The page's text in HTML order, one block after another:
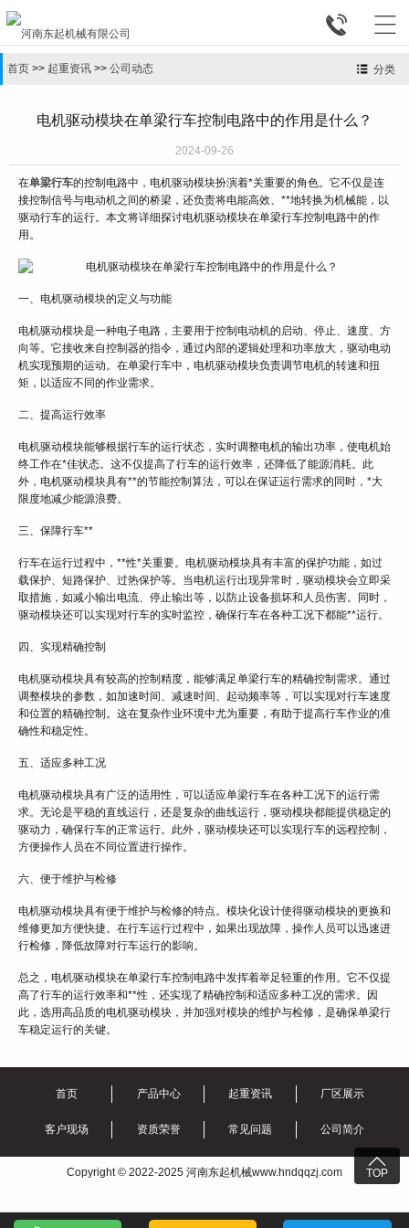


分类
首页 >> 起重资讯 >> 公司动态
电机驱动模块在单梁行车控制电路中的作用是什么？
2024-09-26
在单梁行车的控制电路中，电机驱动模块扮演着*关重要的角色。它不仅是连
接控制信号与电动机之间的桥梁，还负责将电能高效、**地转换为机械能，以
驱动行车的运行。本文将详细探讨电机驱动模块在单梁行车控制电路中的作
用。
一、电机驱动模块的定义与功能
电机驱动模块是一种电子电路，主要用于控制电动机的启动、停止、速度、方
向等。它接收来自控制器的指令，通过内部的逻辑处理和功率放大，驱动电动
机实现预期的运动。在单梁行车中，电机驱动模块负责调节电机的转速和扭
矩，以适应不同的作业需求。
二、提高运行效率
电机驱动模块能够根据行车的运行状态，实时调整电机的输出功率，使电机始
终工作在*佳状态。这不仅提高了行车的运行效率，还降低了能源消耗。此
外，电机驱动模块具有**的节能控制算法，可以在保证运行需求的同时，*大
限度地减少能源浪费。
三、保障行车**
行车在运行过程中，**性*关重要。电机驱动模块具有丰富的保护功能，如过
载保护、短路保护、过热保护等。当电机运行出现异常时，驱动模块会立即采
取措施，如减小输出电流、停止输出等，以防止设备损坏和人员伤害。同时，
驱动模块还可以实现对行车的实时监控，确保行车在各种工况下都能**运行。
四、实现精确控制
电机驱动模块具有较高的控制精度，能够满足单梁行车的精确控制需求。通过
调整模块的参数，如加速时间、减速时间、起动频率等，可以实现对行车速度
和位置的精确控制。这在复杂作业环境中尤为重要，有助于提高行车作业的准
确性和稳定性。
五、适应多种工况
电机驱动模块具有广泛的适用性，可以适应单梁行车在各种工况下的运行需
求。无论是平稳的直线运行，还是复杂的曲线运行，驱动模块都能提供稳定的
驱动力，确保行车的正常运行。此外，驱动模块还可以实现行车的远程控制，
方便操作人员在不同位置进行操作。
六、便于维护与检修
电机驱动模块具有便于维护与检修的特点。模块化设计使得驱动模块的更换和
维修更加方便快捷。在行车运行过程中，如果出现故障，操作人员可以迅速进
行检修，降低故障对行车运行的影响。
总之，电机驱动模块在单梁行车控制电路中发挥着举足轻重的作用。它不仅提
高了行车的运行效率和**性，还实现了精确控制和适应多种工况的需求。因
此，选用高品质的电机驱动模块，并加强对模块的维护与检修，是确保单梁行
车稳定运行的关键。

TOP
首页 产品中心 起重资讯 厂区展示
客户现场 资质荣誉 常见问题 公司简介
Copyright © 2022-2025 河南东起机械www.hndqqzj.com